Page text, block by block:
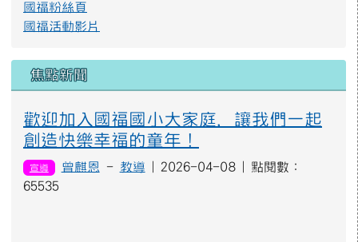
國福粉絲頁
國福活動影片
焦點新聞
歡迎加入國福國小大家庭，讓我們一起
創造快樂幸福的童年！
宣導 曾麒恩 - 教導 | 2026-04-08 | 點閱數：
65535